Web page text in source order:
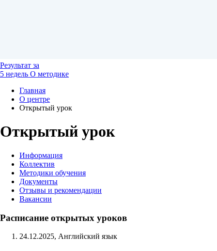
Результат за
5 недель О методике
Главная
О центре
Открытый урок
Открытый урок
Информация
Коллектив
Методики обучения
Документы
Отзывы и рекомендации
Вакансии
Расписание открытых уроков
24.12.2025, Английский язык